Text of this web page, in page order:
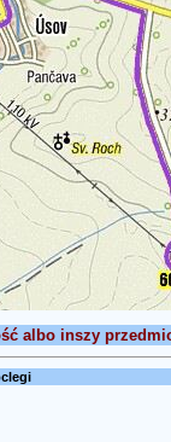
albo inszy